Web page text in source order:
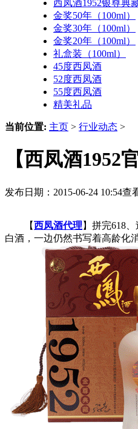
西凤酒1952银尊典
金奖50年（100ml）
金奖30年（100ml）
金奖20年（100ml）
礼盒装（100ml）
45度西凤酒
52度西凤酒
55度西凤酒
精美礼品
当前位置: 主页 > 行业动态 >
【西凤酒
发布日期：2015-06-24 10:54查
【西凤酒代理 】拼完618
白酒，一边仍然书写着高龄化